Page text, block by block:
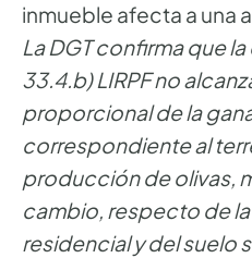
inmueble afecta a una
La DGT confirma que
33.4.b) LIRPF no
proporcional de la
correspondiente al
producción de olivas,
cambio, respecto de
residencial y del suelo